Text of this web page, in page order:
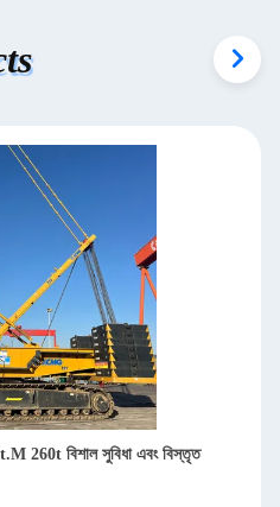
260t বিশাল সুবিধা এবং বিস্তৃত